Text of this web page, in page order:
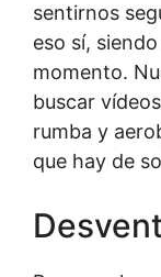
sentirnos
eso sí,
momento.
buscar
rumba y
que hay de